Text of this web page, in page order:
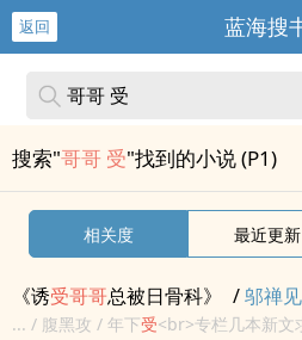
返回 蓝海搜
搜索"哥哥 受"找到的小说 (P1)
相关度 最近更新
《诱受哥哥总被日骨科》 /邬禅见
... / 腹黑攻 / 年下受<br>专栏几本新文